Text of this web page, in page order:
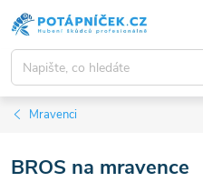
Přejít
na
obsah
Mravenci
BROS na mravence